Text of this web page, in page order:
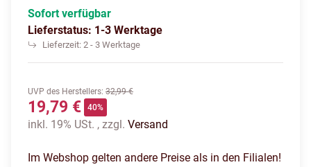
Sofort verfügbar
Lieferstatus: 1-3 Werktage
Lieferzeit: 2 - 3 Werktage
UVP des Herstellers: 32,99 €
19,79 € 40%
inkl. 19% USt. , zzgl. Versand
Im Webshop gelten andere Preise als in den Filialen!